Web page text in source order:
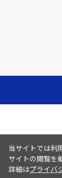
当サイトでは利
サイトの閲覧を
詳細はプライバ